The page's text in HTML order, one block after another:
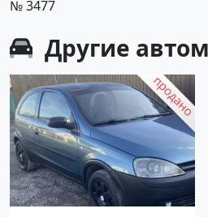
№ 3477
Другие